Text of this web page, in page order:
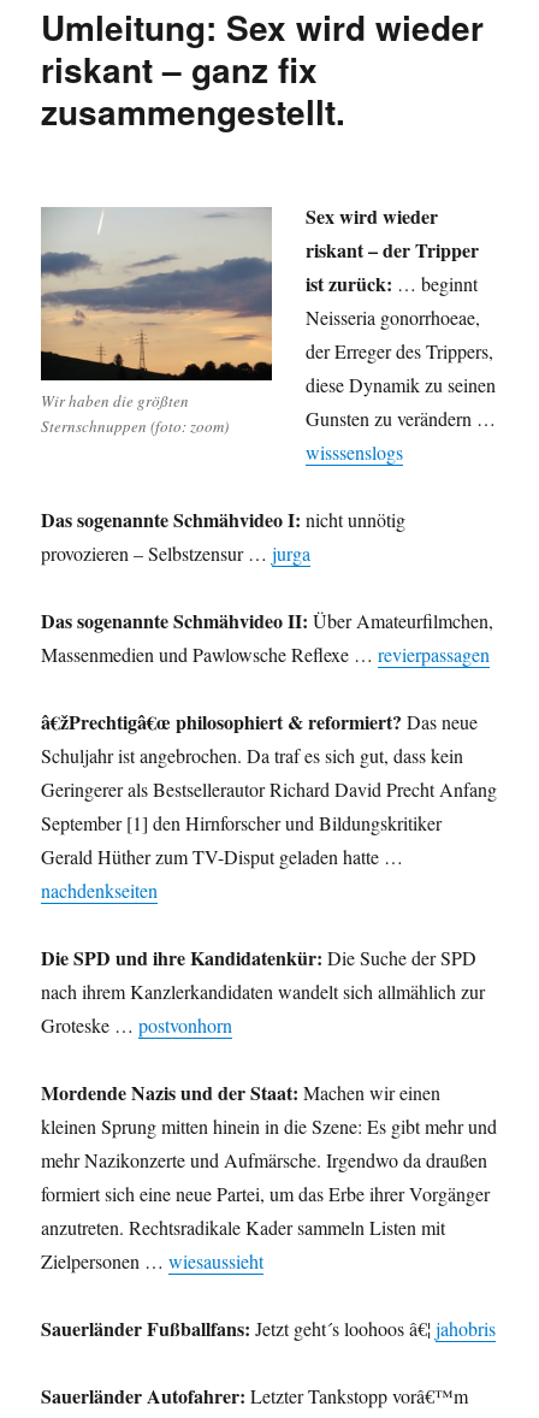
Untersuchungsausschuss
NRW
Umleitung: Sex wird wieder
riskant – ganz fix
zusammengestellt.
Wir haben die größten
Sternschnuppen (foto: zoom)
Sex wird wieder
riskant – der Tripper
ist zurück: … beginnt
Neisseria gonorrhoeae,
der Erreger des Trippers,
diese Dynamik zu seinen
Gunsten zu verändern …
wisssenslogs
Das sogenannte Schmähvideo I: nicht unnötig
provozieren – Selbstzensur …jurga
Das sogenannte Schmähvideo II: Über Amateurfilmchen,
Massenmedien und Pawlowsche Reflexe …revierpassagen
â€žPrechtigâ€œ philosophiert & reformiert? Das neue
Schuljahr ist angebrochen. Da traf es sich gut, dass kein
Geringerer als Bestsellerautor Richard David Precht Anfang
September [1] den Hirnforscher und Bildungskritiker
Gerald Hüther zum TV-Disput geladen hatte …
nachdenkseiten
Die SPD und ihre Kandidatenkür: Die Suche der SPD
nach ihrem Kanzlerkandidaten wandelt sich allmählich zur
Groteske …postvonhorn
Mordende Nazis und der Staat: Machen wir einen
kleinen Sprung mitten hinein in die Szene: Es gibt mehr und
mehr Nazikonzerte und Aufmärsche. Irgendwo da draußen
formiert sich eine neue Partei, um das Erbe ihrer Vorgänger
anzutreten. Rechtsradikale Kader sammeln Listen mit
Zielpersonen …wiesaussieht
Sauerländer Fußballfans: Jetzt geht´s loohoos â€¦jahobris
Sauerländer Autofahrer: Letzter Tankstopp vorâ€™m